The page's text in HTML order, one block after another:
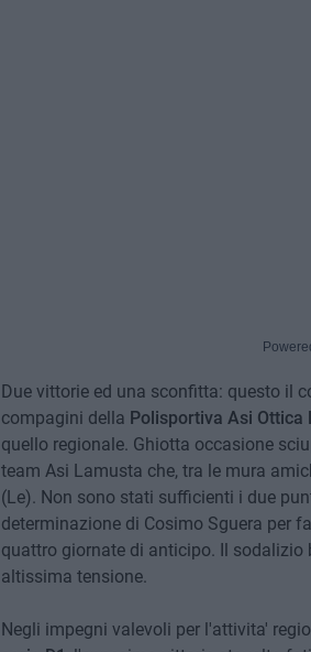
Due vittorie ed una sconfitta: questo il
compagini della Polisportiva Asi
quello regionale. Ghiotta occasione
team Asi Lamusta che, tra le mura
(Le). Non sono stati sufficienti i due
determinazione di Cosimo Sguera per
quattro giornate di anticipo. Il sodalizio
altissima tensione.
Negli impegni valevoli per l'attivita'